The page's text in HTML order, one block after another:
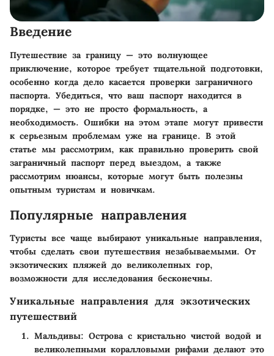
Введение
Путешествие за границу — это волнующее
приключение, которое требует тщательной подготовки,
особенно когда дело касается проверки заграничного
паспорта. Убедиться, что ваш паспорт находится в
порядке, — это не просто формальность, а
необходимость. Ошибки на этом этапе могут привести
к серьезным проблемам уже на границе. В этой
статье мы рассмотрим, как правильно проверить свой
заграничный паспорт перед выездом, а также
рассмотрим нюансы, которые могут быть полезны
опытным туристам и новичкам.
Популярные направления
Туристы все чаще выбирают уникальные направления,
чтобы сделать свои путешествия незабываемыми. От
экзотических пляжей до великолепных гор,
возможности для исследования бесконечны.
Уникальные направления для экзотических
путешествий
Мальдивы: Острова с кристально чистой водой и
великолепными коралловыми рифами делают это